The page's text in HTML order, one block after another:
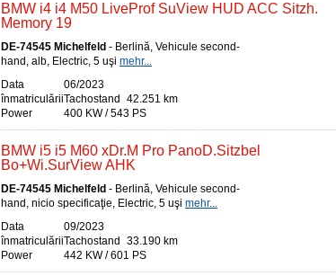
BMW i4 i4 M50 LiveProf SuView HUD ACC Sitzh.
Memory 19
DE-74545 Michelfeld - Berlină, Vehicule second-
hand, alb, Electric, 5 uşi mehr...
Data
înmatriculării
06/2023
Tachostand
42.251 km
Power
400 KW / 543 PS
BMW i5 i5 M60 xDr.M Pro PanoD.Sitzbel
Bo+Wi.SurView AHK
DE-74545 Michelfeld - Berlină, Vehicule second-
hand, nicio specificaţie, Electric, 5 uşi mehr...
Data
înmatriculării
09/2023
Tachostand
33.190 km
Power
442 KW / 601 PS